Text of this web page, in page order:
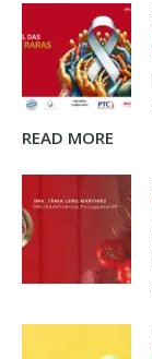
READ MORE